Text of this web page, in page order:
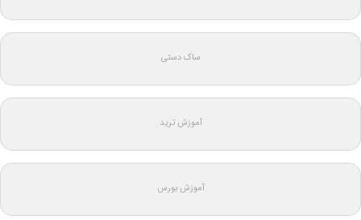
ساک دستی
آموزش ترید
آموزش بورس